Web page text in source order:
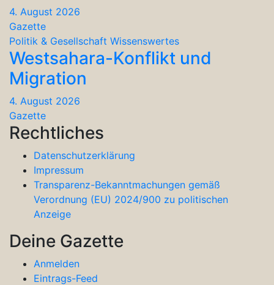
4. August 2026
Gazette
Politik & Gesellschaft Wissenswertes
Westsahara-Konflikt und
Migration
4. August 2026
Gazette
Rechtliches
Datenschutzerklärung
Impressum
Transparenz-Bekanntmachungen gemäß
Verordnung (EU) 2024/900 zu politischen
Anzeige
Deine Gazette
Anmelden
Eintrags-Feed